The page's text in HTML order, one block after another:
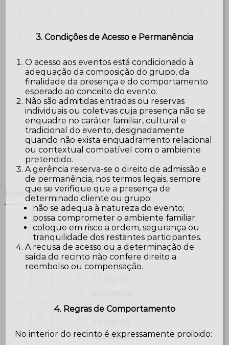
2 3 4 5 6
8 9 10 11 12 13
15 16 17 18 19 20
23 24 25 26 27
30
Próximos
08
Ago
2026 - Agosto 8
8 Ago 26
Esposende
11
2026 - Agosto 11
2026 - Agosto 15
Esposende
3. Condições de Acesso e Permanência
O acesso aos eventos está condicionado à
adequação da composição do grupo, da
finalidade da presença e do comportamento
esperado ao conceito do evento.
Não são admitidas entradas ou reservas
individuais ou coletivas cuja presença não se
enquadre no caráter familiar, cultural e
tradicional do evento, designadamente
quando não exista enquadramento relacional
ou contextual compatível com o ambiente
pretendido.
A gerência reserva-se o direito de admissão e
de permanência, nos termos legais, sempre
que se verifique que a presença de
determinado cliente ou grupo:
não se adequa à natureza do evento;
possa comprometer o ambiente familiar;
coloque em risco a ordem, segurança ou
tranquilidade dos restantes participantes.
A recusa de acesso ou a determinação de
saída do recinto não confere direito a
reembolso ou compensação.
4. Regras de Comportamento
No interior do recinto é expressamente proibido: